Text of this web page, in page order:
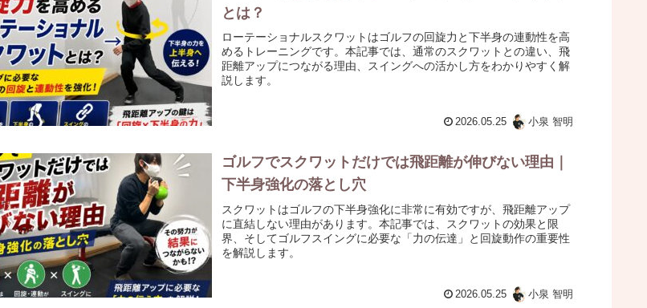
とは？
ローテーショナルスクワットはゴルフの回旋力と下半身の連動性を高
めるトレーニングです。本記事では、通常のスクワットとの違い、飛
距離アップにつながる理由、スイングへの活かし方をわかりやすく解
説します。
2026.05.25 小泉 智明
ゴルフでスクワットだけでは飛距離が伸びない理由｜
下半身強化の落とし穴
スクワットはゴルフの下半身強化に非常に有効ですが、飛距離アップ
に直結しない理由があります。本記事では、スクワットの効果と限
界、そしてゴルフスイングに必要な「力の伝達」と回旋動作の重要性
を解説します。
2026.05.25 小泉 智明